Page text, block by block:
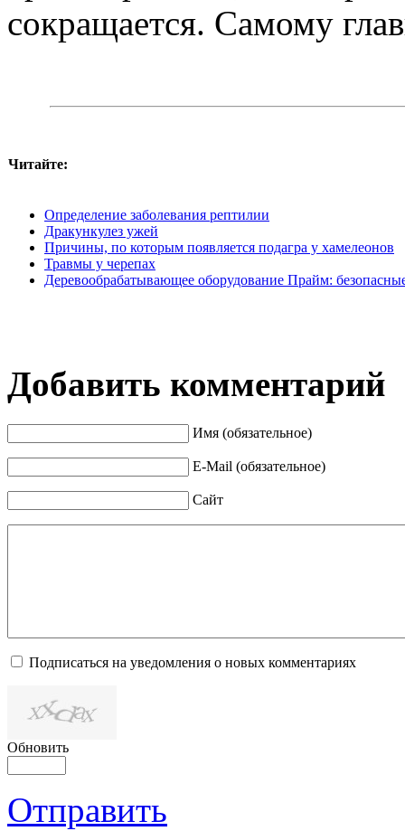
сокращается. Самому
Читайте:
Определение заболевания рептилии
Дракункулез ужей
Причины, по которым появляется подагра у хамелеонов
Травмы у черепах
Деревообрабатывающее оборудование Прайм:
Добавить комментарий
Имя (обязательное)
E-Mail (обязательное)
Сайт
Подписаться на уведомления о новых комментариях
Обновить
Отправить